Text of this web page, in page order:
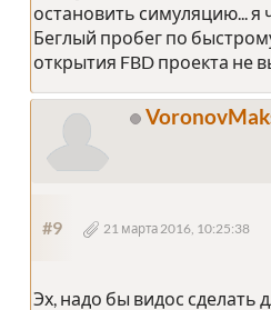
остановить симуляцию... я
Беглый пробег по
открытия FBD проекта не
#9 21 марта 2016, 10:25:38
Эх, надо бы видос сделать